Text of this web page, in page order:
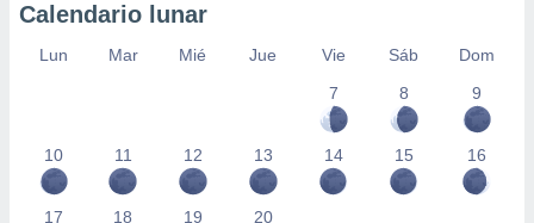
Calendario lunar
Lun Mar Mié Jue Vie Sáb
Dom
7
8 9
10 11 12 13 14 15 16
17 18 19 20